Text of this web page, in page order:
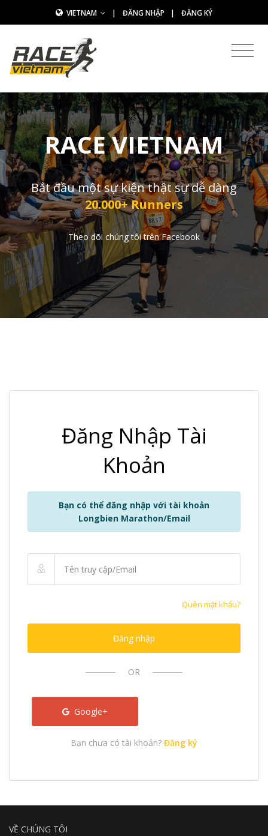
VIETNAM | ĐĂNG NHẬP | ĐĂNG KÝ
RACE VIETNAM
Bắt đầu một sự kiện thật sự dễ dàng
20.000+ Runners
Theo dõi chúng tôi trên Facebook
Đăng Nhập Tài
Khoản
Bạn có thể đăng nhập với tài khoản
Longbien Marathon/Email
Quên mật khẩu?
Đăng nhập
OR
Google+
Bạn chưa có tài khoản? Đăng ký
VỀ CHÚNG TÔI